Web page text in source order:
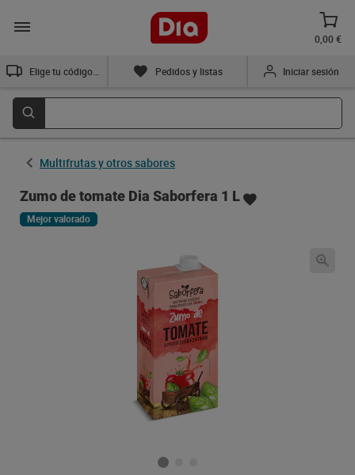
0,00 €
Pedidos y listas Iniciar sesión
Multifrutas y otros sabores
Zumo de tomate Dia Saborfera 1 L
Mejor valorado